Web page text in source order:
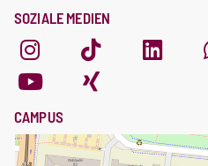
SOZIALE MEDIEN
CAMPUS